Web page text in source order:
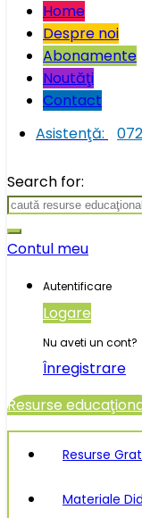
Home
Despre noi
Abonamente
Noutăţi
Contact
Asistenţă:
Search for:
Contul meu
Autentificare
Logare
Nu aveti un cont?
Înregistrare
Resurse
Resurse
Materiale